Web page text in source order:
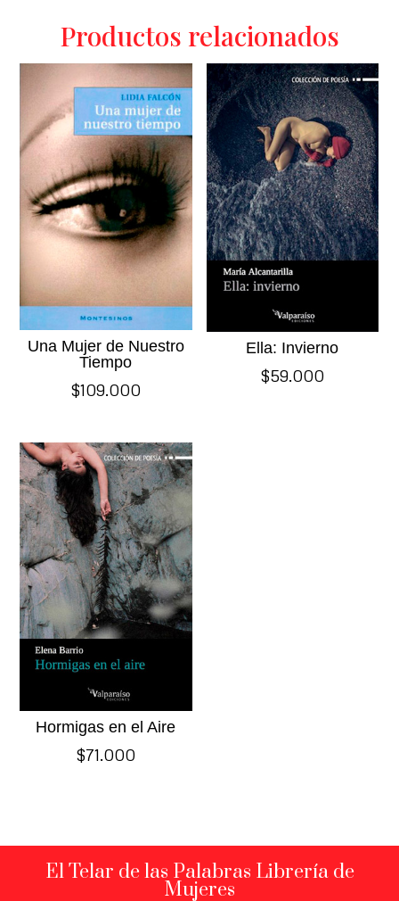
Productos relacionados
Una Mujer de Nuestro
Tiempo
$109.000
Ella: Invierno
$59.000
Hormigas en el Aire
$71.000
El Telar de las Palabras Librería de
Mujeres